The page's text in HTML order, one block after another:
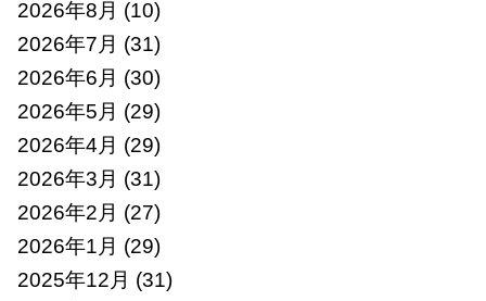
2026年8月 (10)
2026年7月 (31)
2026年6月 (30)
2026年5月 (29)
2026年4月 (29)
2026年3月 (31)
2026年2月 (27)
2026年1月 (29)
2025年12月 (31)